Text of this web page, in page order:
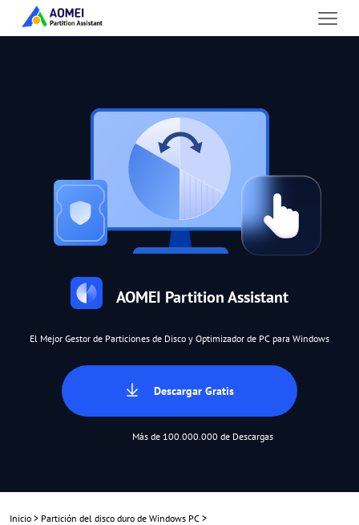
AOMEI Partition Assistant
El Mejor Gestor de Particiones de Disco y Optimizador de PC para Windows
Descargar Gratis
Más de 100.000.000 de Descargas
Inicio > Partición del disco duro de Windows PC >